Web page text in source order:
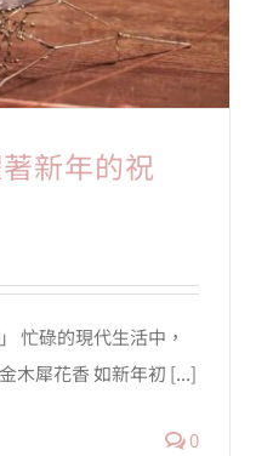
新年的祝
忙碌的現代生活中，
木犀花香 如新年初 [...]
0